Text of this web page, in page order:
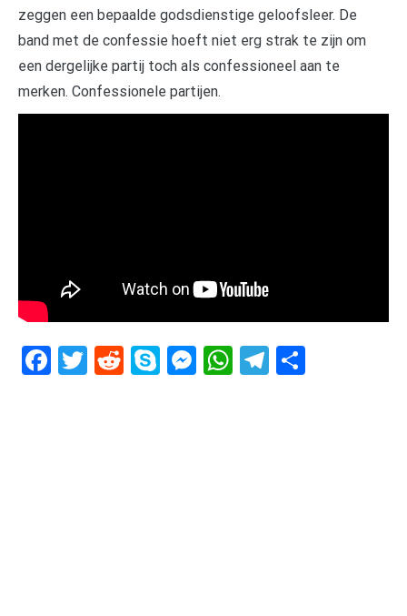
zeggen een bepaalde godsdienstige geloofsleer. De
band met de confessie hoeft niet erg strak te zijn om
een dergelijke partij toch als confessioneel aan te
merken. Confessionele partijen.
Facebook
Twitter
RedditSkypeMessenger
WhatsApp
Telegram